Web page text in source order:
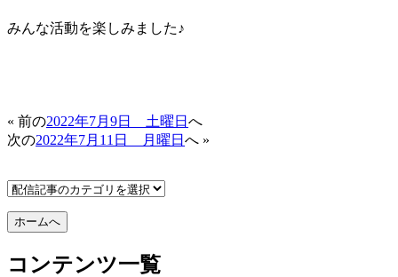
みんな活動を楽しみました♪
« 前の2022年7月9日 土曜日 へ
次の2022年7月11日 月曜日 へ »
コンテンツ一覧